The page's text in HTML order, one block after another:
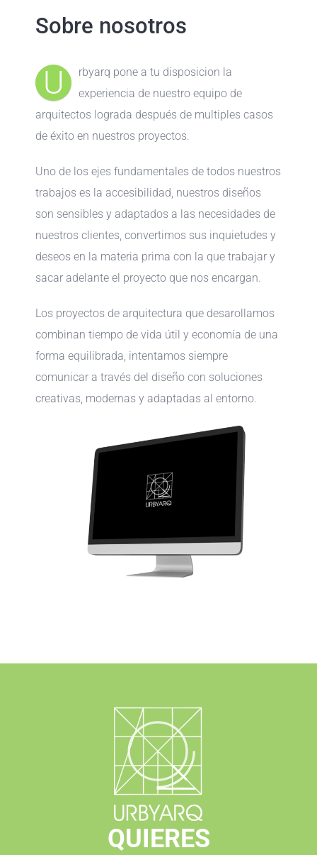
Sobre nosotros
U
rbyarq pone a tu disposicion la
experiencia de nuestro equipo de
arquitectos lograda después de multiples casos
de éxito en nuestros proyectos.
Uno de los ejes fundamentales de todos nuestros
trabajos es la accesibilidad, nuestros diseños
son sensibles y adaptados a las necesidades de
nuestros clientes, convertimos sus inquietudes y
deseos en la materia prima con la que trabajar y
sacar adelante el proyecto que nos encargan.
Los proyectos de arquitectura que desarollamos
combinan tiempo de vida útil y economía de una
forma equilibrada, intentamos siempre
comunicar a través del diseño con soluciones
creativas, modernas y adaptadas al entorno.
QUIERES